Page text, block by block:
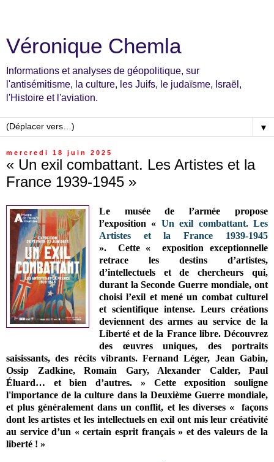
Véronique Chemla
Informations et analyses de géopolitique, sur
l'antisémitisme, la culture, les Juifs, le judaïsme, Israël,
l'Histoire et l'aviation.
▼
mercredi 18 juin 2025
« Un exil combattant. Les Artistes et la
France 1939-1945 »
Le musée de l’armée propose
l’exposition « Un exil combattant. Les
Artistes et la France 1939-1945
». Cette «exposition exceptionnelle
retrace les destins d’artistes,
d’intellectuels et de chercheurs qui,
durant la Seconde Guerre mondiale, ont
choisi l’exil et mené un combat culturel
et scientifique intense. Leurs créations
deviennent des armes au service de la
Liberté et de la France libre. Découvrez
des œuvres uniques, des portraits
saisissants, des récits vibrants. Fernand Léger, Jean Gabin,
Ossip Zadkine, Romain Gary, Alexander Calder, Paul
Éluard… et bien d’autres. » Cette exposition souligne
l'importance de la culture dans la Deuxième Guerre mondiale,
et plus généralement dans un conflit, et les diverses «façons
dont les artistes et les intellectuels en exil ont mis leur créativité
au service d’un « certain esprit français » et des valeurs de la
liberté ! »